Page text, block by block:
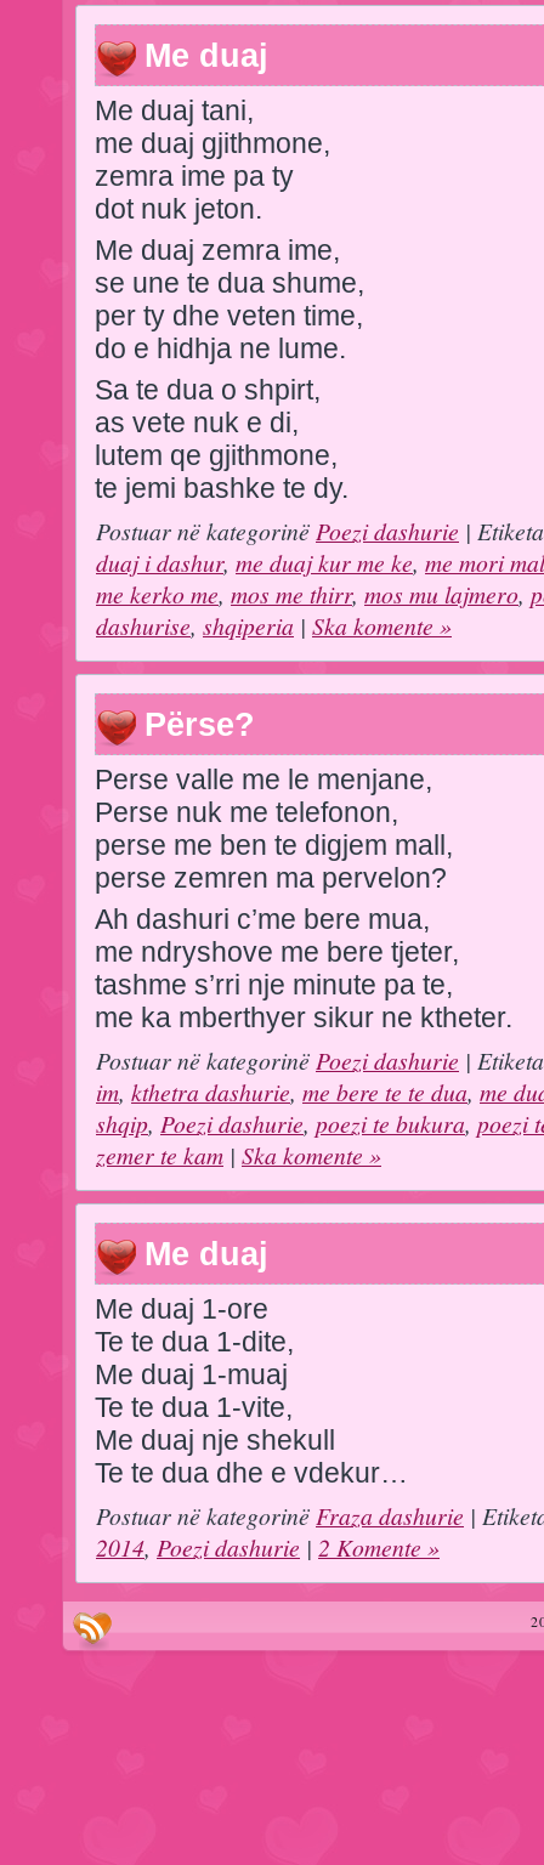
Me duaj
Me duaj tani,
me duaj gjithmone,
zemra ime pa ty
dot nuk jeton.
Me duaj zemra ime,
se une te dua shume,
per ty dhe veten time,
do e hidhja ne lume.
Sa te dua o shpirt,
as vete nuk e di,
lutem qe gjithmone,
te jemi bashke te dy.
Postuar në kategorinë Poezi dashurie |
duaj i dashur, me duaj kur me ke, me mori
me kerko me, mos me thirr, mos mu lajmero,
dashurise, shqiperia | Ska komente »
Përse?
Perse valle me le menjane,
Perse nuk me telefonon,
perse me ben te digjem mall,
perse zemren ma pervelon?
Ah dashuri c’me bere mua,
me ndryshove me bere tjeter,
tashme s’rri nje minute pa te,
me ka mberthyer sikur ne ktheter.
Postuar në kategorinë Poezi dashurie |
im, kthetra dashurie, me bere te te dua, me
shqip, Poezi dashurie, poezi te bukura, poezi
zemer te kam | Ska komente »
Me duaj
Me duaj 1-ore
Te te dua 1-dite,
Me duaj 1-muaj
Te te dua 1-vite,
Me duaj nje shekull
Te te dua dhe e vdekur…
Postuar në kategorinë Fraza dashurie |
2014, Poezi dashurie | 2 Komente »